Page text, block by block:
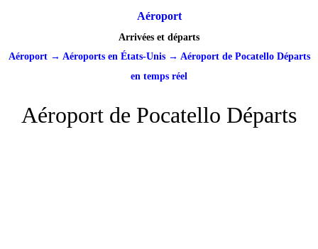
Aéroport
Arrivées et départs
Aéroport→ Aéroports en États-Unis→ Aéroport de Pocatello Départs
en temps réel
Aéroport de Pocatello Départs